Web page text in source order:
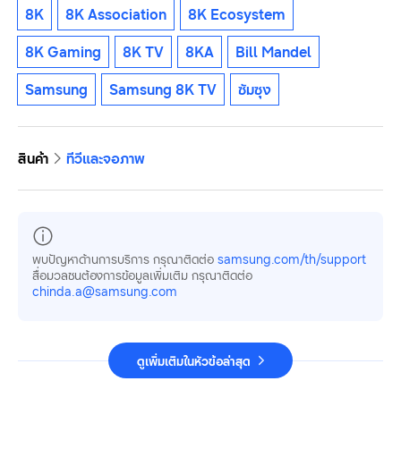
8K 8K Association
8K Ecosystem
8K Gaming
8K TV 8KA
Bill Mandel
Samsung
Samsung 8K TV ซัมซุง
สินค้า ทีวีและจอภาพ
พบปัญหาด้านการบริการ กรุณาติดต่อ samsung.com/th/support
สื่อมวลชนต้องการข้อมูลเพิ่มเติม กรุณาติดต่อ
chinda.a@samsung.com
ดูเพิ่มเติมในหัวข้อล่าสุด